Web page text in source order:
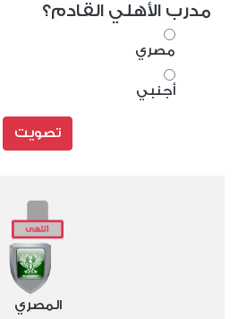
مدرب الأهلي القادم؟
مصري
أجنبي
تصويت
المصري